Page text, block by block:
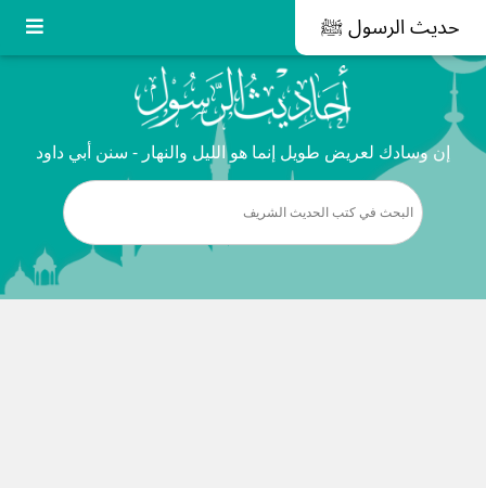
حديث الرسول ﷺ
إن وسادك لعريض طويل إنما هو الليل والنهار - سنن أبي داود